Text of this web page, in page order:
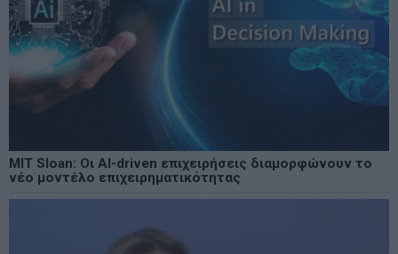
MIT Sloan: Οι AI-driven επιχειρήσεις διαμορφώνουν το
νέο μοντέλο επιχειρηματικότητας